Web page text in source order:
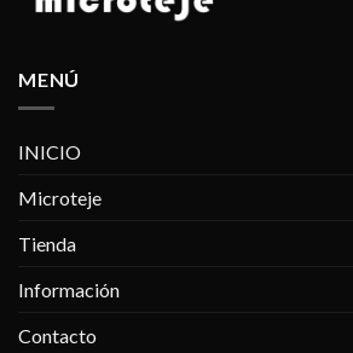
MENÚ
INICIO
Microteje
Tienda
Información
Contacto